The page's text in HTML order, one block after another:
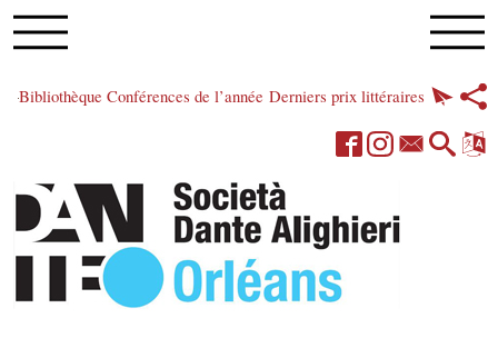
Bibliothèque Conférences de l’année Derniers prix littéraires